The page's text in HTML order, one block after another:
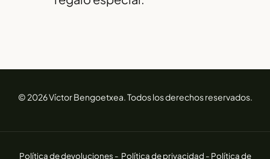
© 2026 Víctor Bengoetxea. Todos los derechos reservados.
Política de devoluciones - Política de privacidad - Política de